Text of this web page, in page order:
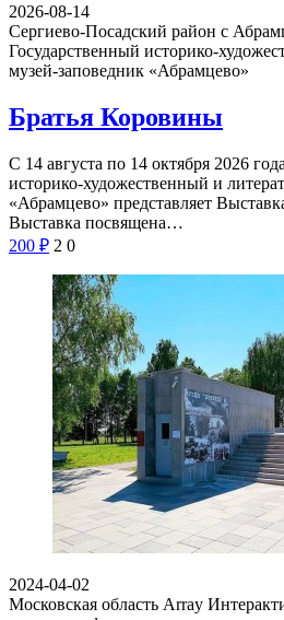
2026-08-14
Сергиево-Посадский район с
Государственный историко-
музей-заповедник «Абрамцево»
Братья Коровины
С 14 августа по 14 октября 2026
историко-художественный и
«Абрамцево» представляет
Выставка посвящена…
200 ₽ 2 0
2024-04-02
Московская область Array